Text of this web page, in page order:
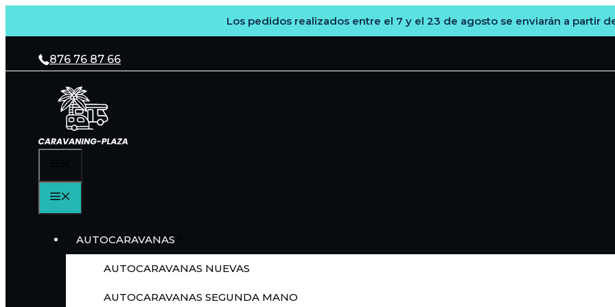
Los pedidos realizados entre el 7 y el 23 de agosto se enviarán a partir
contenido
876 76 87 66
AUTOCARAVANAS
AUTOCARAVANAS NUEVAS
AUTOCARAVANAS SEGUNDA MANO